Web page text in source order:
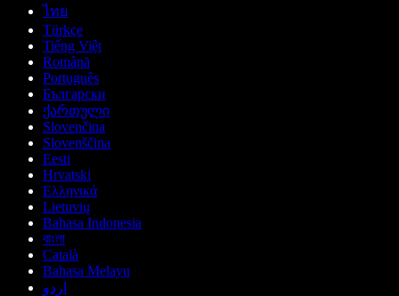
ไทย
Türkçe
Tiếng Việt
Română
Português
Български
ქართული
Slovenčina
Slovenščina
Eesti
Hrvatski
Ελληνικά
Lietuvių
Bahasa Indonesia
বাংলা
Català
Bahasa Melayu
اردو